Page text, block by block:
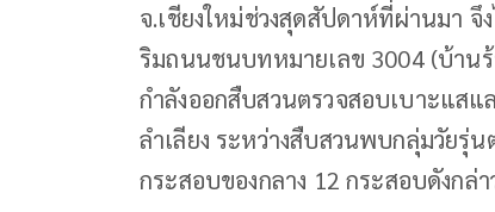
จ.เชียงใหม่ช่วงสุดสัปดาห์ที่ผ่านมา
ริมถนนชนบทหมายเลข 3004 (บ้าน
กำลังออกสืบสวนตรวจสอบเบาะแสแ
ลำเลียง ระหว่างสืบสวนพบกลุ่มวัย
กระสอบของกลาง 12 กระสอบดังกล่